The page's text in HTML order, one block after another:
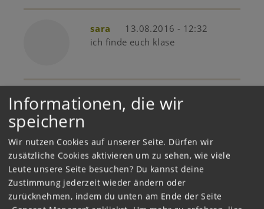
sara
13.08.2016 - 12:32
ich finde euch klase
❤Shadow❤
24.07.2016 -
20:42
Film :)
Gast
14.07.2016 - 17:00
find ich auch viel zu kurz
Informationen, die wir
speichern
Wir nutzen Cookies auf unserer Seite. Dürfen wir
zusätzliche Cookies aktivieren um zu sehen, wie viele
Leute unsere Seite besuchen? Du kannst deine
Zustimmung jederzeit wieder ändern oder
zurücknehmen, indem du unten am Ende der Seite